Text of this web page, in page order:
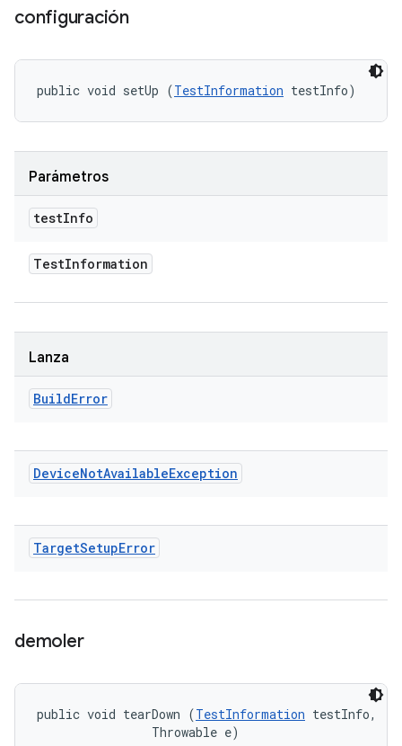
configuración
public void setUp (TestInformation testInfo)
Parámetros
testInfo
TestInformation
Lanza
BuildError
DeviceNotAvailableException
TargetSetupError
demoler
public void tearDown (TestInformation testInfo,
                Throwable e)